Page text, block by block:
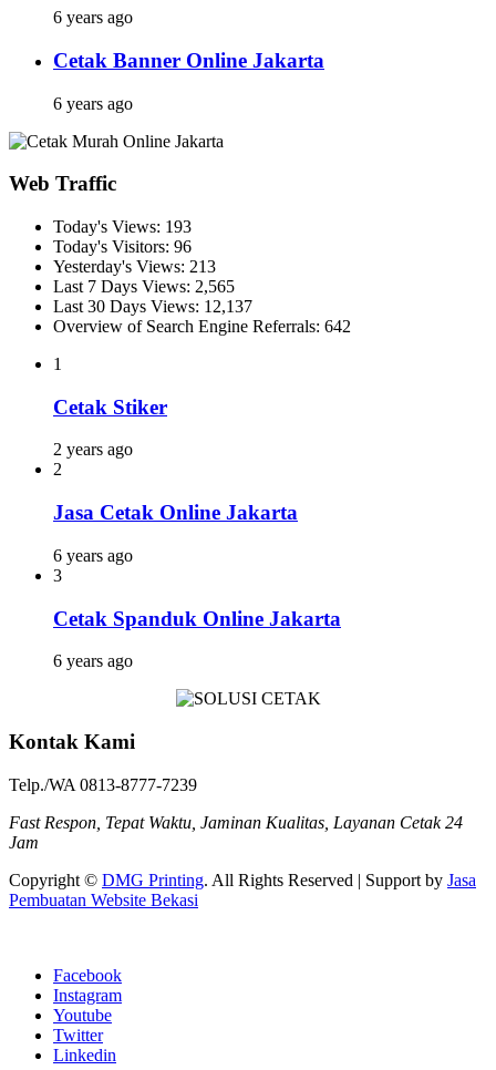
6 years ago
Cetak Banner Online Jakarta
6 years ago
Web Traffic
Today's Views: 193
Today's Visitors: 96
Yesterday's Views: 213
Last 7 Days Views: 2,565
Last 30 Days Views: 12,137
Overview of Search Engine Referrals: 642
1
Cetak Stiker
2 years ago
2
Jasa Cetak Online Jakarta
6 years ago
3
Cetak Spanduk Online Jakarta
6 years ago
Kontak Kami
Telp./WA 0813-8777-7239
Fast Respon, Tepat Waktu, Jaminan Kualitas, Layanan Cetak 24
Jam
Copyright © DMG Printing. All Rights Reserved | Support by Jasa
Pembuatan Website Bekasi
Facebook
Instagram
Youtube
Twitter
Linkedin